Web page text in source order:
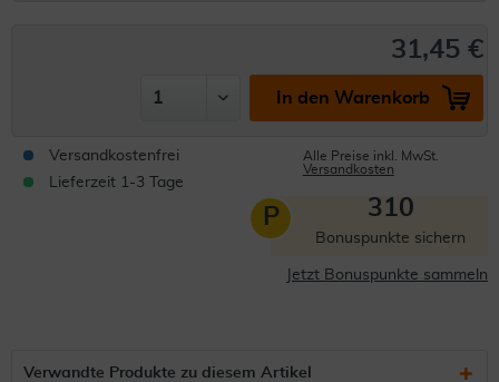
31,45 €
In den Warenkorb
Versandkostenfrei
Lieferzeit 1-3 Tage
Alle Preise inkl. MwSt.
Versandkosten
P 310
Bonuspunkte sichern
Jetzt Bonuspunkte sammeln
Verwandte Produkte zu diesem Artikel